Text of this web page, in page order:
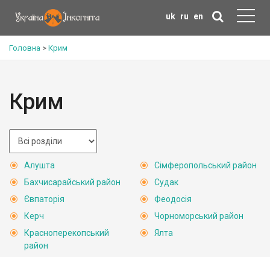
uk ru en
Головна > Крим
Крим
Алушта
Бахчисарайський район
Євпаторія
Керч
Красноперекопський
район
Сімферопольський район
Судак
Феодосія
Чорноморський район
Ялта